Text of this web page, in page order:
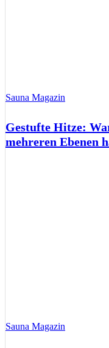
Sauna Magazin
Gestufte Hitze:
mehreren Ebenen
Sauna Magazin